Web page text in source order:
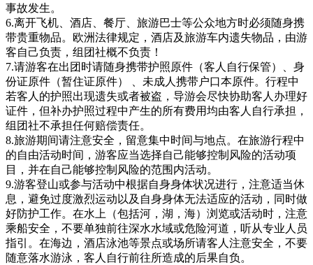
事故发生。
6.离开飞机、酒店、餐厅、旅游巴士等公众地方时必须随身携
带贵重物品。欧洲法律规定，酒店及旅游车内遗失物品，由游
客自己负责，组团社概不负责！
7.请游客在出团时请随身携带护照原件（客人自行保管）、身
份证原件（暂住证原件） 、未成人携带户口本原件。行程中
若客人的护照出现遗失或者被盗，导游会尽快协助客人办理好
证件，但补办护照过程中产生的所有费用均由客人自行承担，
组团社不承担任何赔偿责任。
8.旅游期间请注意安全，留意集中时间与地点。在旅游行程中
的自由活动时间，游客应当选择自己能够控制风险的活动项
目，并在自己能够控制风险的范围内活动。
9.游客登山或参与活动中根据自身身体状况进行，注意适当休
息，避免过度激烈运动以及自身身体无法适应的活动，同时做
好防护工作。在水上（包括河，湖，海）浏览或活动时，注意
乘船安全，不要单独前往深水水域或危险河道，听从专业人员
指引。在海边，酒店泳池等景点或场所请客人注意安全，不要
随意落水游泳，客人自行前往所造成的后果自负。